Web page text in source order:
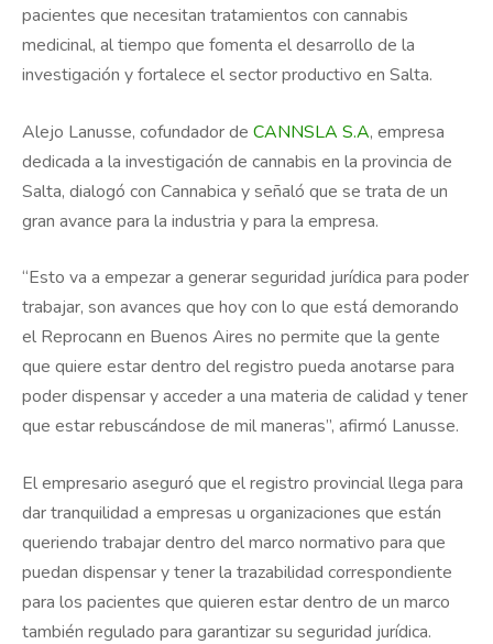
pacientes que necesitan tratamientos con cannabis
medicinal, al tiempo que fomenta el desarrollo de la
investigación y fortalece el sector productivo en Salta.
Alejo Lanusse, cofundador de CANNSLA S.A, empresa
dedicada a la investigación de cannabis en la provincia de
Salta, dialogó con Cannabica y señaló que se trata de un
gran avance para la industria y para la empresa.
“Esto va a empezar a generar seguridad jurídica para poder
trabajar, son avances que hoy con lo que está demorando
el Reprocann en Buenos Aires no permite que la gente
que quiere estar dentro del registro pueda anotarse para
poder dispensar y acceder a una materia de calidad y tener
que estar rebuscándose de mil maneras”, afirmó Lanusse.
El empresario aseguró que el registro provincial llega para
dar tranquilidad a empresas u organizaciones que están
queriendo trabajar dentro del marco normativo para que
puedan dispensar y tener la trazabilidad correspondiente
para los pacientes que quieren estar dentro de un marco
también regulado para garantizar su seguridad jurídica.